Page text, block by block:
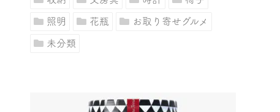
照明 花瓶 お取り寄せグルメ
未分類